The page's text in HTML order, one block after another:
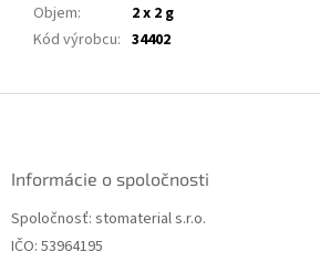
Objem:
2 x 2 g
Kód výrobcu: 34402
Informácie o spoločnosti
Spoločnosť: stomaterial s.r.o.
IČO: 53964195